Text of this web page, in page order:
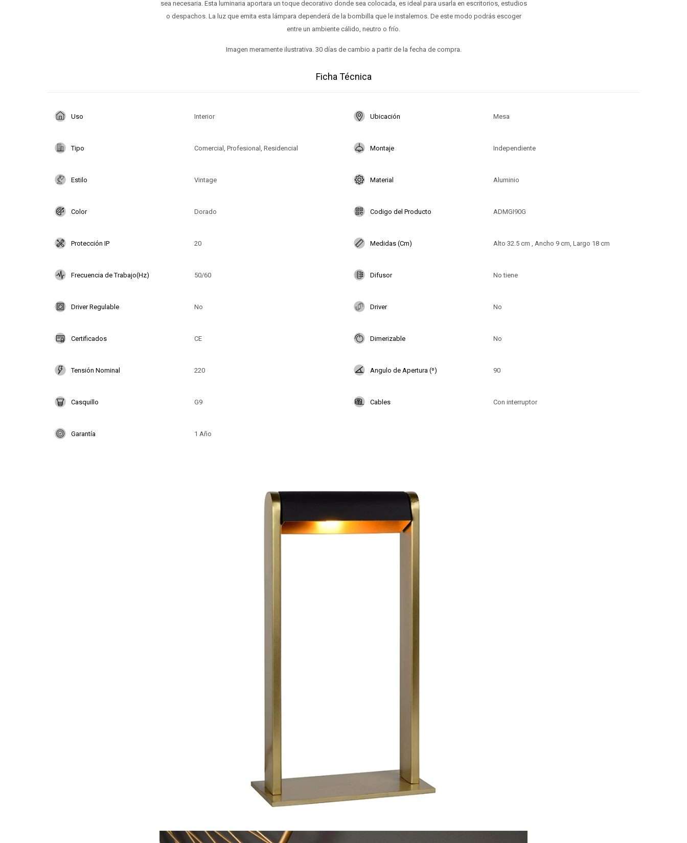
sea necesaria. Esta luminaria aportara un toque decorativo donde sea colocada, es ideal para usarla en escritorios, estudios
o despachos. La luz que emita esta lámpara dependerá de la bombilla que le instalemos. De este modo podrás escoger
entre un ambiente cálido, neutro o frío.
Imagen meramente ilustrativa. 30 días de cambio a partir de la fecha de compra.
Ficha Técnica
Uso Interior Ubicación Mesa
Tipo Comercial, Profesional, Residencial Montaje Independiente
Estilo Vintage Material Aluminio
Color Dorado Codigo del Producto ADMGI90G
Protección IP 20 Medidas (Cm) Alto 32.5 cm , Ancho 9 cm, Largo 18 cm
Frecuencia de Trabajo(Hz) 50/60 Difusor No tiene
Driver Regulable No Driver No
Certificados CE Dimerizable No
Tensión Nominal 220 Angulo de Apertura (º) 90
Casquillo G9 Cables Con interruptor
Garantía 1 Año